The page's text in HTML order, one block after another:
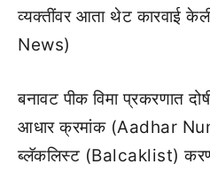
व्यक्तींवर आता थेट कारवाई
News)
बनावट पीक विमा प्रकरणात
आधार क्रमांक (Aadhar
ब्लॅकलिस्ट (Balcaklist)